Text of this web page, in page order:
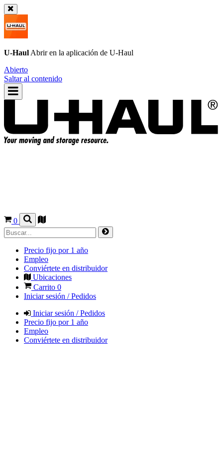
U-Haul Abrir en la aplicación de U-Haul
Abierto
Saltar al contenido
0
Precio fijo por 1 año
Empleo
Conviértete en distribuidor
Ubicaciones
Carrito 0
Iniciar sesión / Pedidos
Iniciar sesión / Pedidos
Precio fijo por 1 año
Empleo
Conviértete en distribuidor